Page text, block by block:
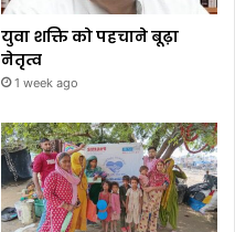
युवा शक्ति को पहचाने बूढ़ा
नेतृत्व
1 week ago